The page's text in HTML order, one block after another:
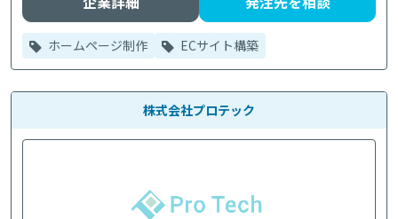
ホームページ制作 ECサイト構築
株式会社プロテック